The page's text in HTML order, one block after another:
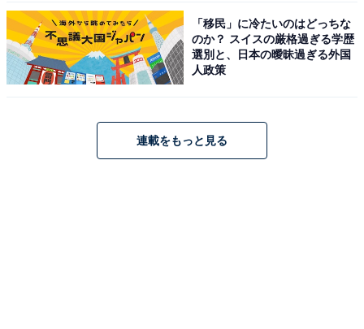
「移民」に冷たいのはどっちな
のか？ スイスの厳格過ぎる学歴
選別と、日本の曖昧過ぎる外国
人政策
連載をもっと見る